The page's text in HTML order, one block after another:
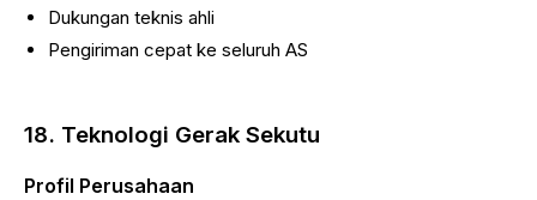
Dukungan teknis ahli
Pengiriman cepat ke seluruh AS
18. Teknologi Gerak Sekutu
Profil Perusahaan